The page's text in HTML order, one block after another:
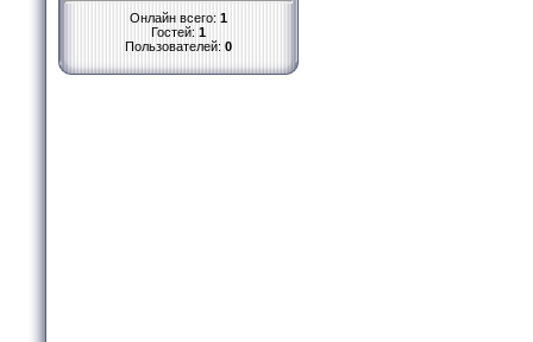
Онлайн всего: 1
Гостей: 1
Пользователей: 0